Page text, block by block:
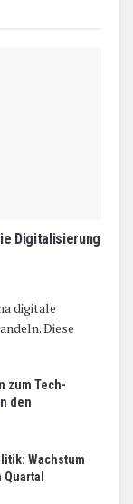
Digitalisierung
digitale
Diese
zum Tech-
den
Wachstum